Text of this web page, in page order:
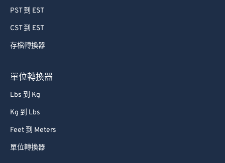
PST 到 EST
CST 到 EST
存檔轉換器
單位轉換器
Lbs 到 Kg
Kg 到 Lbs
Feet 到 Meters
單位轉換器